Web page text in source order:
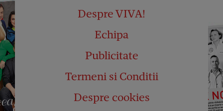
Despre VIVA!
Echipa
Publicitate
Termeni si Conditii
Despre cookies